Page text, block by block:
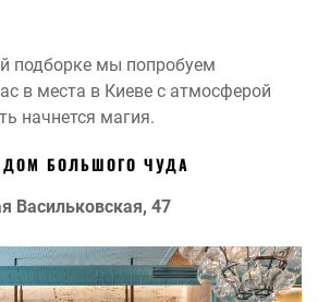
подборке мы попробуем
в места в Киеве с атмосферой
начнется магия.
ДОМ БОЛЬШОГО ЧУДА
Васильковская, 47